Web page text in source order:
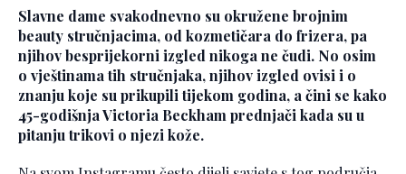
Slavne dame svakodnevno su okružene brojnim
beauty stručnjacima, od kozmetičara do frizera, pa
njihov besprijekorni izgled nikoga ne čudi. No osim
o vještinama tih stručnjaka, njihov izgled ovisi i o
znanju koje su prikupili tijekom godina, a čini se kako
45-godišnja Victoria Beckham prednjači kada su u
pitanju trikovi o njezi kože.